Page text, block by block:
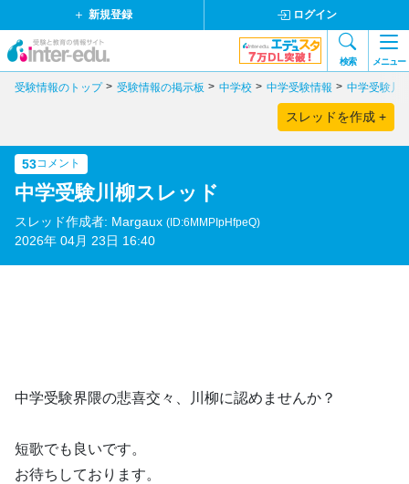
新規登録 ログイン
検索 メニュー
受験情報のトップ 受験情報の掲示板 中学校 中学受験情報 中学受験川
スレッドを作成 +
53コメント
中学受験川柳スレッド
スレッド作成者: Margaux (ID:6MMPIpHfpeQ)
2026年 04月 23日 16:40
中学受験界隈の悲喜交々、川柳に認めませんか？
短歌でも良いです。
お待ちしております。